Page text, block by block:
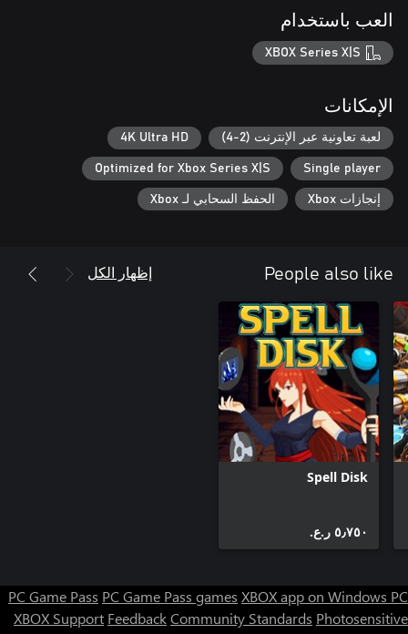
and delicious chain reactions. Find the sights and sounds of an
entire carnival arcade within one 20-minute level!
العب باستخدام
XBOX Series X|S
الإمكانات
لعبة تعاونية عبر الإنترنت (2-4) 4K Ultra HD
Single player
Optimized for Xbox Series X|S
إنجازات Xbox الحفظ السحابي لـ Xbox
People also like إظهار الكل
Spell Disk
٥٫٧٥٠ ر.ع.‏
PC Game Pass PC Game Pass games XBOX app on Windows PC
XBOX Support FeedbackCommunity Standards Photosensitive